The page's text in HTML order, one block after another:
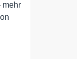
mehr